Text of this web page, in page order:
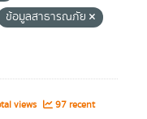
ข้อมูลสาธารณภัย
views
97 recent